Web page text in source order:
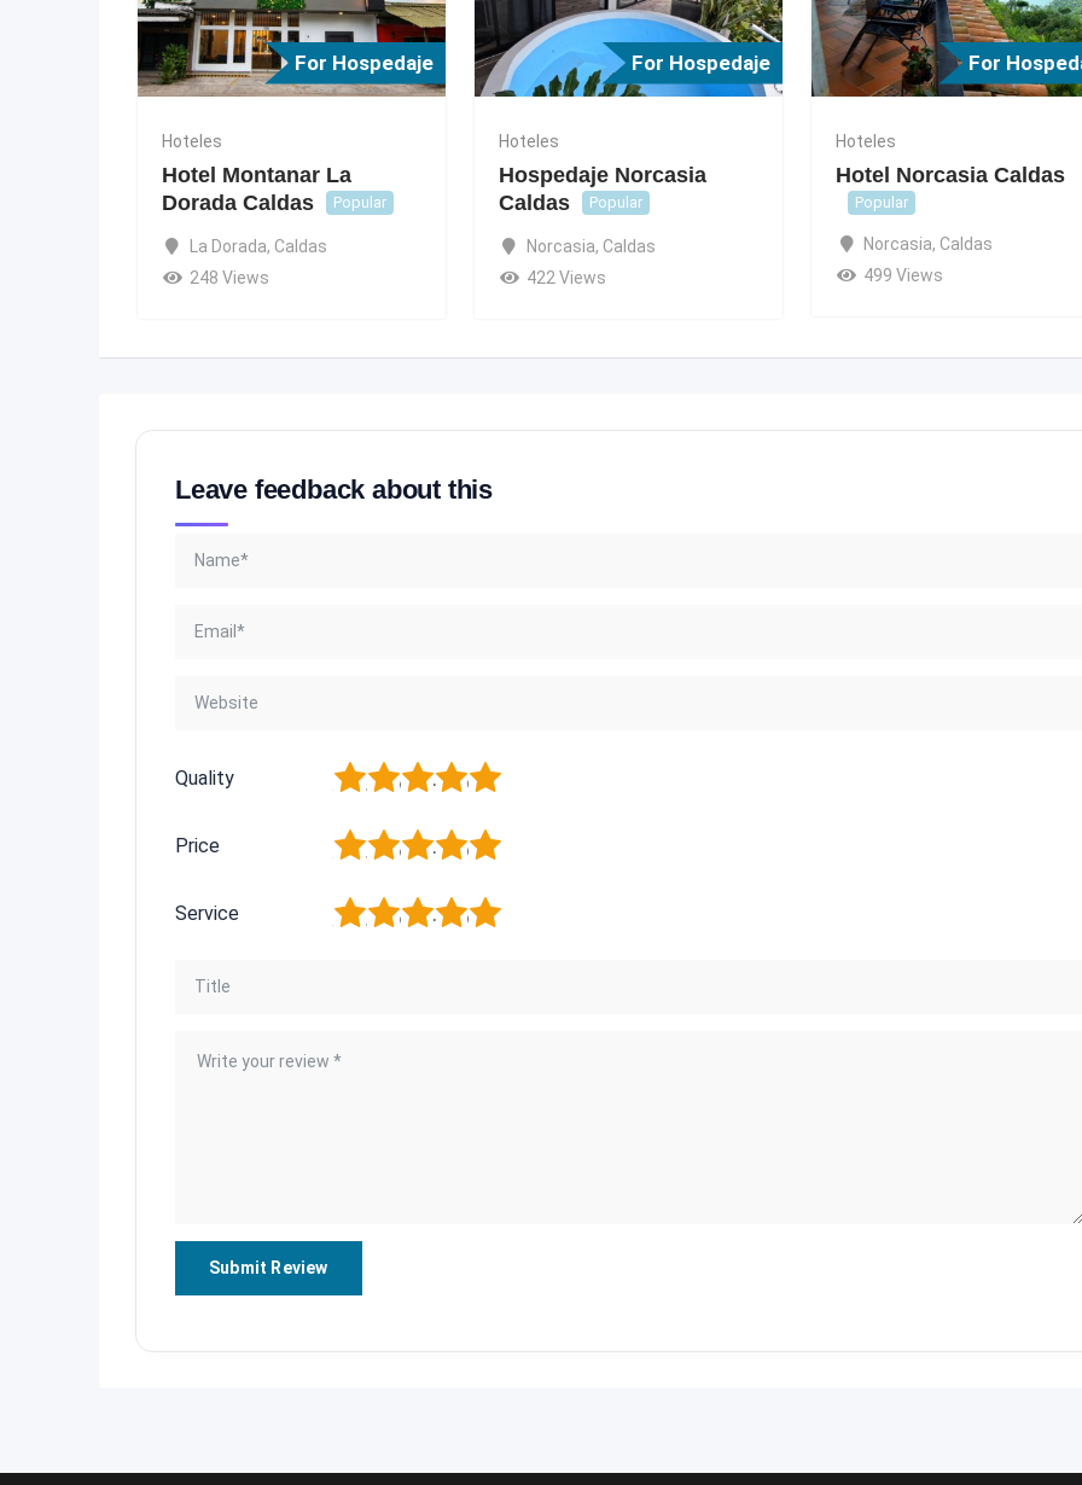
For Hospedaje
Hoteles
Hotel Montanar La
Dorada Caldas
Popular
La Dorada, Caldas
248 Views
For Hospedaje
Hoteles
Hospedaje Norcasia
Caldas
Popular
Norcasia, Caldas
422 Views
For
Hoteles
Hotel Norcasia Caldas
Popular
Norcasia, Caldas
499 Views
Leave feedback about this
Quality 5
4
3
2
Price 5
4
3
2
Service 5
4
3
2